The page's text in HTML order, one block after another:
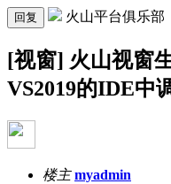
回复 火山平台俱乐部
[视窗] 火山视窗
VS2019的IDE中
楼主 myadmin